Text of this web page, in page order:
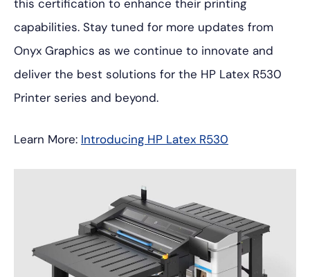
this certification to enhance their printing
capabilities. Stay tuned for more updates from
Onyx Graphics as we continue to innovate and
deliver the best solutions for the HP Latex R530
Printer series and beyond.
Learn More: Introducing HP Latex R530